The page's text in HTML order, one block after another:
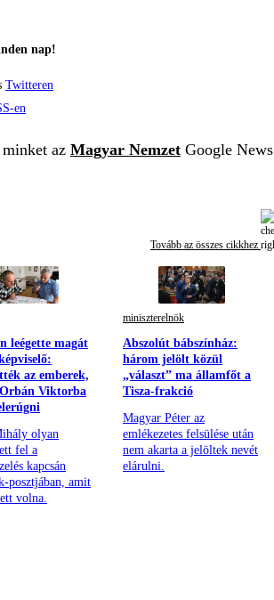
nap!
Twitteren
en
az Magyar Nemzet Google News
Tovább az összes cikkhez
leégette magát
az emberek,
Viktorba
olyan
fel a
kapcsán
posztjában, amit
volna.
miniszterelnök
Abszolút bábszínház:
három jelölt közül
„választ” ma államfőt a
Tisza-frakció
Magyar Péter az
emlékezetes felsülése után
nem akarta a jelöltek nevét
elárulni.